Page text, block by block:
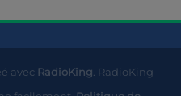
avec RadioKing . RadioKing